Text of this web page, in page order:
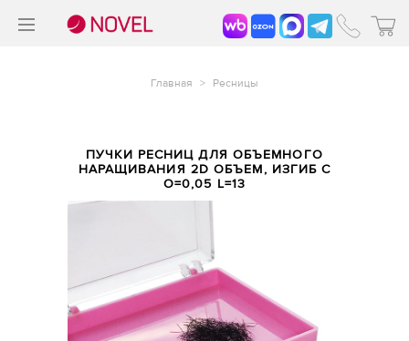
Главная > Ресницы
ПУЧКИ РЕСНИЦ ДЛЯ ОБЪЕМНОГО
НАРАЩИВАНИЯ 2D ОБЪЕМ, ИЗГИБ C
O=0,05 L=13